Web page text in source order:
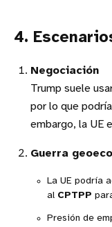
4.
Negociación
Trump suele
por lo que
embargo, la UE
Guerra
La UE podría
al CPTPP
Presión de